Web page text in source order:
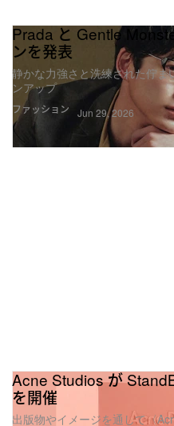
ファッション
Prada と Gentle
ンを発表
静かな力強さと洗練された佇
ンアップ
Jun 29, 2026
Acne Studios が
を開催
出版物やイメージを通して〈